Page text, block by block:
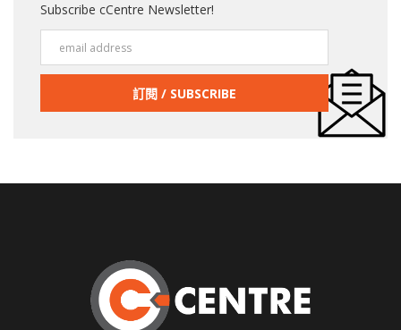
Subscribe cCentre Newsletter!